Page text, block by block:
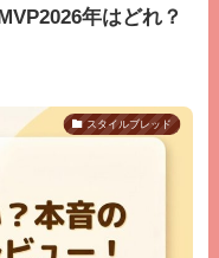
年はどれ？
スタイルブレッド